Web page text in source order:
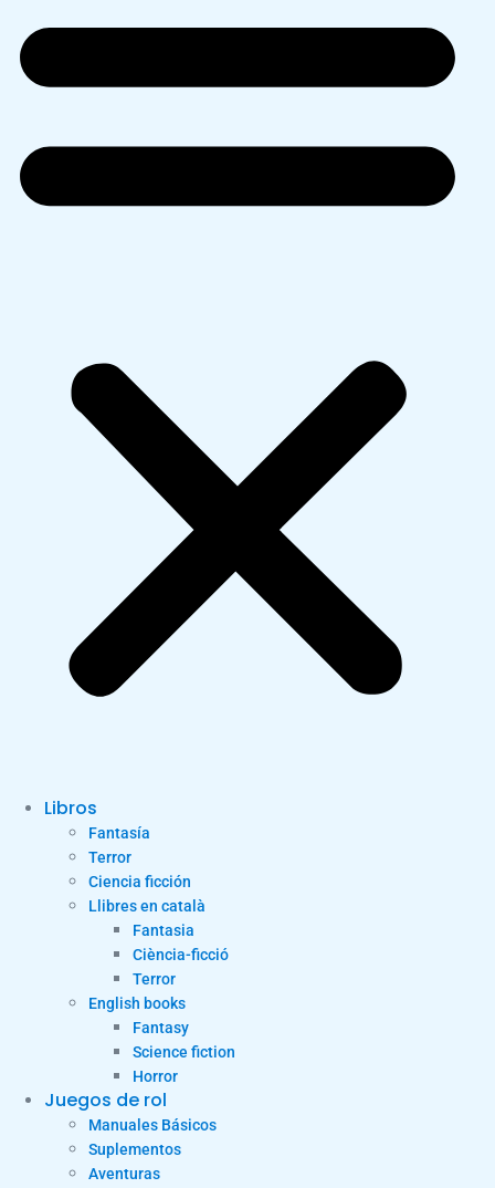
Libros
Fantasía
Terror
Ciencia ficción
Llibres en català
Fantasia
Ciència-ficció
Terror
English books
Fantasy
Science fiction
Horror
Juegos de rol
Manuales Básicos
Suplementos
Aventuras